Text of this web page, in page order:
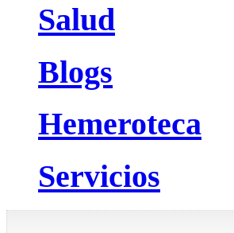
Salud
Blogs
Hemeroteca
Servicios